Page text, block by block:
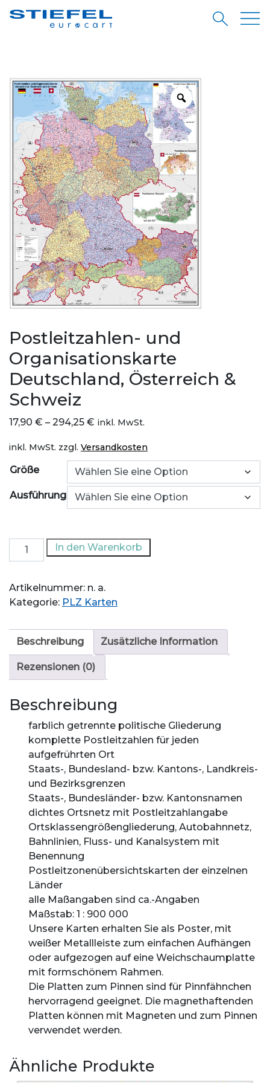
Postleitzahlen- und
Organisationskarte
Deutschland, Österreich &
Schweiz
17,90 € – 294,25 € inkl. MwSt.
inkl. MwSt. zzgl. Versandkosten
Größe
Ausführung
Postleitzahlen-
und
Deutschland,
Österreich
Schweiz
Menge
In den Warenkorb
Artikelnummer: n. a.
Kategorie: PLZ Karten
Beschreibung Zusätzliche Information
Rezensionen (0)
Beschreibung
farblich getrennte politische Gliederung
komplette Postleitzahlen für jeden
aufgefrührten Ort
Staats-, Bundesland- bzw. Kantons-, Landkreis-
und Bezirksgrenzen
Staats-, Bundesländer- bzw. Kantonsnamen
dichtes Ortsnetz mit Postleitzahlangabe
Ortsklassengrößengliederung, Autobahnnetz,
Bahnlinien, Fluss- und Kanalsystem mit
Benennung
Postleitzonenübersichtskarten der einzelnen
Länder
alle Maßangaben sind ca.-Angaben
Maßstab: 1 : 900 000
Unsere Karten erhalten Sie als Poster, mit
weißer Metallleiste zum einfachen Aufhängen
oder aufgezogen auf eine Weichschaumplatte
mit formschönem Rahmen.
Die Platten zum Pinnen sind für Pinnfähnchen
hervorragend geeignet. Die magnethaftenden
Platten können mit Magneten und zum Pinnen
verwendet werden.
Ähnliche Produkte